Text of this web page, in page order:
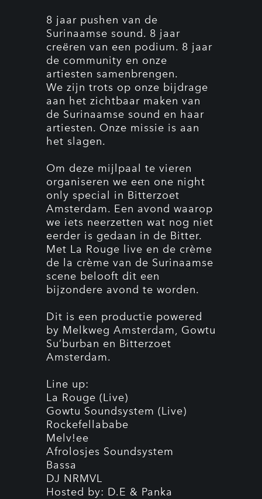
8 jaar pushen van de
Surinaamse sound. 8 jaar
creëren van een podium. 8 jaar
de community en onze
artiesten samenbrengen.
We zijn trots op onze bijdrage
aan het zichtbaar maken van
de Surinaamse sound en haar
artiesten. Onze missie is aan
het slagen.
Om deze mijlpaal te vieren
organiseren we een one night
only special in Bitterzoet
Amsterdam. Een avond waarop
we iets neerzetten wat nog niet
eerder is gedaan in de Bitter.
Met La Rouge live en de crème
de la crème van de Surinaamse
scene belooft dit een
bijzondere avond te worden.
Dit is een productie powered
by Melkweg Amsterdam, Gowtu
Su’burban en Bitterzoet
Amsterdam.
Line up:
La Rouge (Live)
Gowtu Soundsystem (Live)
Rockefellababe
Melv!ee
Afrolosjes Soundsystem
Bassa
DJ NRMVL
Hosted by: D.E & Panka